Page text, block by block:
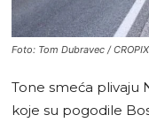
Foto: Tom Dubravec / CROPIX
Tone smeća plivaju
koje su pogodile